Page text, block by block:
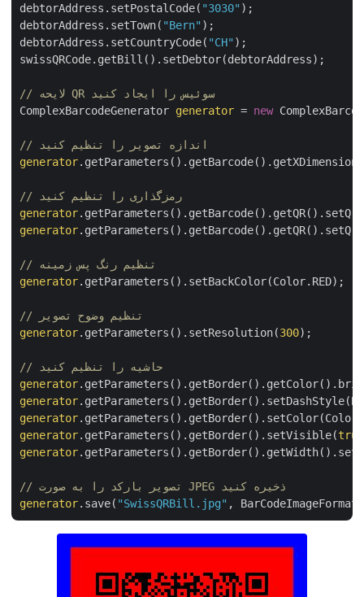
debtorAddress.setPostalCode("3030" );
debtorAddress.setTown("Bern" );
debtorAddress.setCountryCode("CH" );
swissQRCode.getBill().setDebtor(debtorAddress);
// لایحه QR سوئیس را ایجاد کنید
ComplexBarcodeGenerator generator = new
// اندازه تصویر را تنظیم کنید
generator
// رمزگذاری را تنظیم کنید
generator
generator
// تنظیم رنگ پس زمینه
generator.getParameters().setBackColor(Color.RED);
// تنظیم وضوح تصویر
generator.getParameters().setResolution(300 );
// حاشیه را تنظیم کنید
generator
generator
generator
generator.getParameters().getBorder().setVisible(
generator
// تصویر بارکد را به صورت JPEG ذخیره کنید
generator.save("SwissQRBill.jpg"